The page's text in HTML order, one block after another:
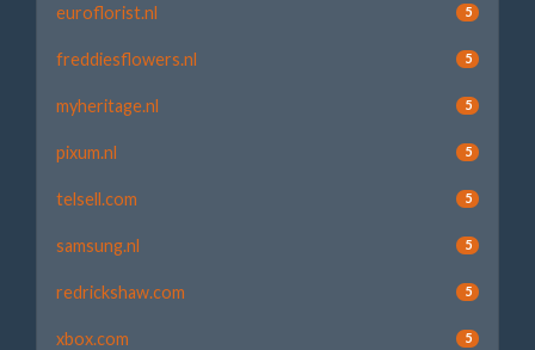
euroflorist.nl 5
freddiesflowers.nl 5
myheritage.nl 5
pixum.nl 5
telsell.com 5
samsung.nl 5
redrickshaw.com 5
xbox.com 5